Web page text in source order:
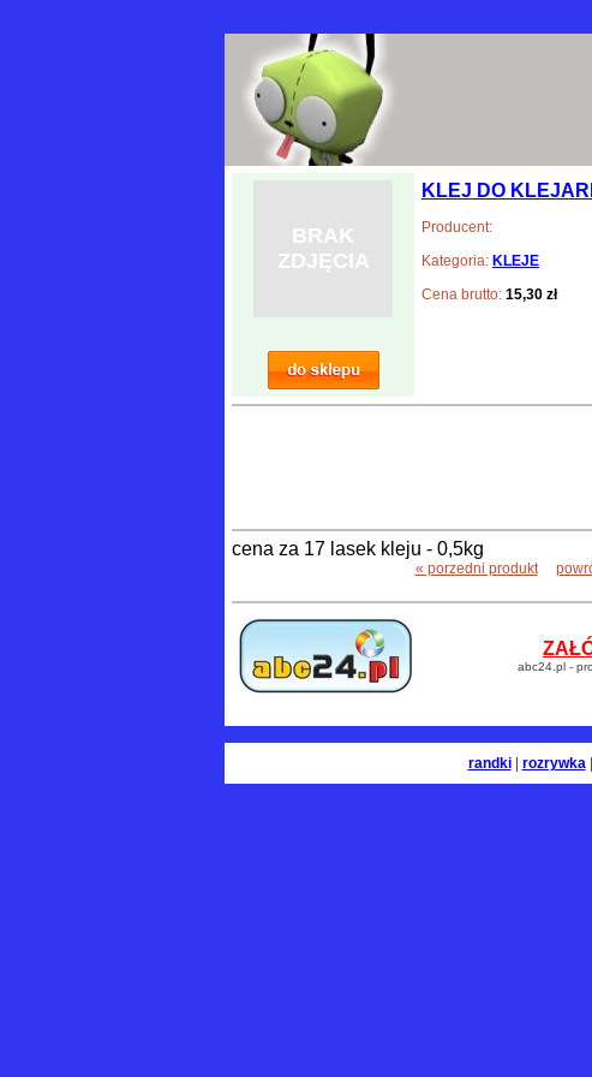
BRAK
ZDJĘCIA
KLEJ DO
Producent:
Kategoria: KLEJE
Cena brutto: 15,30 zł
cena za 17 lasek kleju - 0,5kg
« porzedni produkt
abc24.pl -
randki| rozrywka|